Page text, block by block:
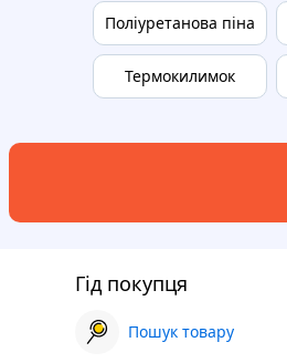
Поліуретанова піна
Термокилимок
Гід покупця
Пошук товару